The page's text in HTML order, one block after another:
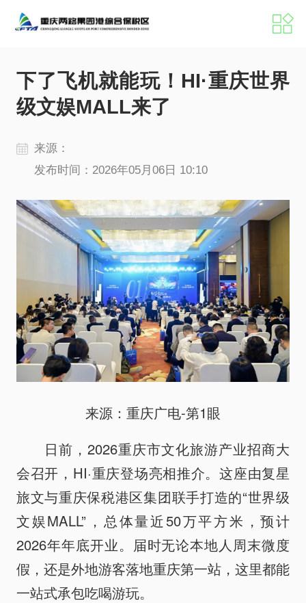
港区概况 新闻中心
招商服务
机构职能 港区掠影
港区动态 媒体聚焦
公示公告 数据发布
办事指南 政策文件
政策解读 招商信息
动态信息 党风廉政
下了飞机就能玩！HI·重庆世界
级文娱MALL来了
来源：
发布时间：2026年05月06日 10:10
来源：重庆广电-第1眼
日前，2026重庆市文化旅游产业招商大
会召开，HI·重庆登场亮相推介。这座由复星
旅文与重庆保税港区集团联手打造的“世界级
文娱MALL”，总体量近50万平方米，预计
2026年年底开业。届时无论本地人周末微度
假，还是外地游客落地重庆第一站，这里都能
一站式承包吃喝游玩。